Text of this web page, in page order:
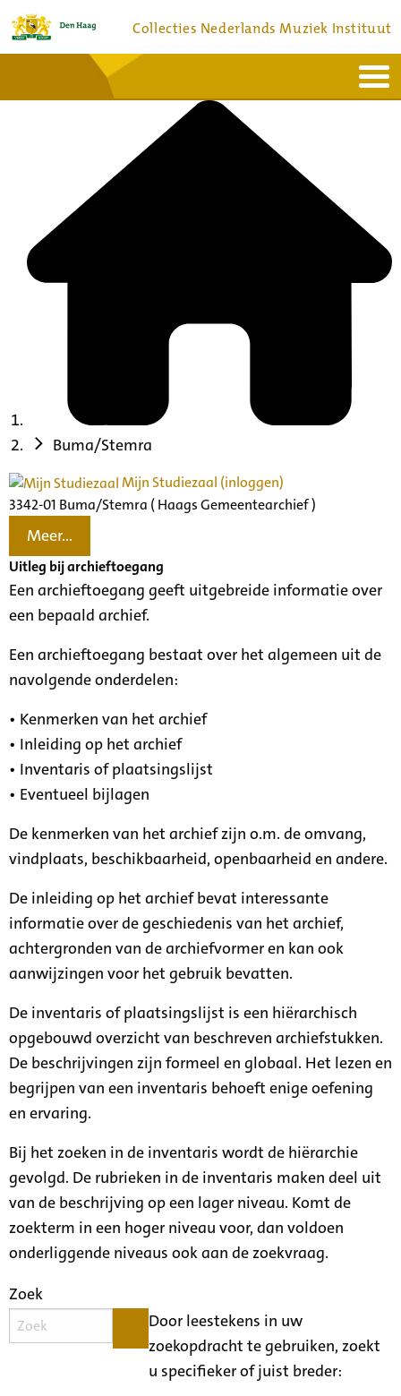
Collecties Nederlands Muziek Instituut
Bronnen en collecties
Buma/Stemra
Mijn Studiezaal (inloggen)
3342-01 Buma/Stemra ( Haags Gemeentearchief )
Meer...
Uitleg bij archieftoegang
Een archieftoegang geeft uitgebreide informatie over
een bepaald archief.
Een archieftoegang bestaat over het algemeen uit de
navolgende onderdelen:
• Kenmerken van het archief
• Inleiding op het archief
• Inventaris of plaatsingslijst
• Eventueel bijlagen
De kenmerken van het archief zijn o.m. de omvang,
vindplaats, beschikbaarheid, openbaarheid en andere.
De inleiding op het archief bevat interessante
informatie over de geschiedenis van het archief,
achtergronden van de archiefvormer en kan ook
aanwijzingen voor het gebruik bevatten.
De inventaris of plaatsingslijst is een hiërarchisch
opgebouwd overzicht van beschreven archiefstukken.
De beschrijvingen zijn formeel en globaal. Het lezen en
begrijpen van een inventaris behoeft enige oefening
en ervaring.
Bij het zoeken in de inventaris wordt de hiërarchie
gevolgd. De rubrieken in de inventaris maken deel uit
van de beschrijving op een lager niveau. Komt de
zoekterm in een hoger niveau voor, dan voldoen
onderliggende niveaus ook aan de zoekvraag.
Zoek
Door leestekens in uw
zoekopdracht te gebruiken, zoekt
u specifieker of juist breder: